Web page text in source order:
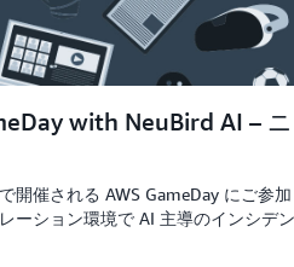
with NeuBird AI –
開催される AWS GameDay にご参
ーション環境で AI 主導のインシデ